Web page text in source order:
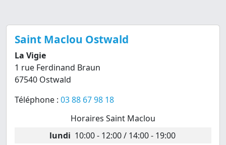
Saint Maclou Ostwald
La Vigie
1 rue Ferdinand Braun
67540 Ostwald
Téléphone : 03 88 67 98 18
Horaires Saint Maclou
lundi 10:00 - 12:00 / 14:00 - 19:00